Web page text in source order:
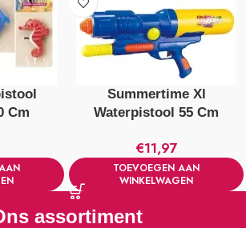
Cm
Summertime Xl
Waterpistool 55 Cm
€11,97
TOEVOEGEN AAN
WINKELWAGEN
assortiment